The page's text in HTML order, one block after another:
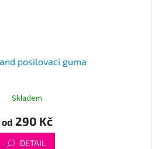
posilovací guma
Skladem
od 290 Kč
DETAIL